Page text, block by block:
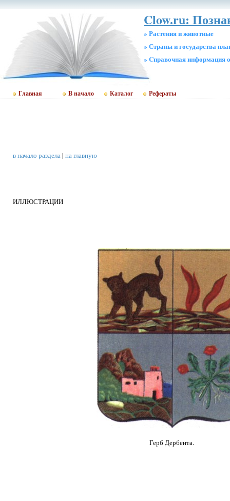
Clow.ru:
» Растения и животные
» Страны и государства
» Cправочная информация
Главная В начало Каталог Рефераты
в начало раздела| на главную
ИЛЛЮСТРАЦИИ
Герб Дербента.